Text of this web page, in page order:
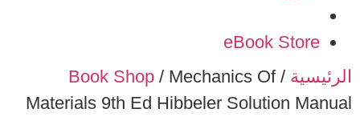
eBook Store
الرئيسية /
Book Shop / Mechanics Of
Materials 9th Ed Hibbeler Solution Manual